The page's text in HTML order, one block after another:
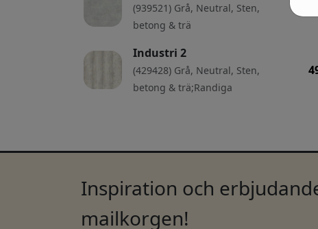
(939521) Grå, Neutral, Sten,
betong & trä
Industri 2
(429428) Grå, Neutral, Sten,
betong & trä;Randiga
Inspiration och
mailkorgen!